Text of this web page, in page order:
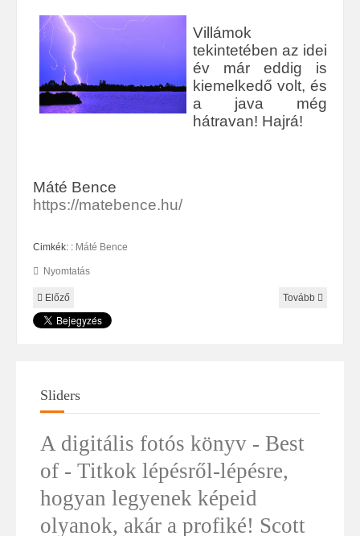
Villámok
tekintetében az idei
év már eddig is
kiemelkedő volt, és
a java még
hátravan! Hajrá!
Máté Bence
https://matebence.hu/
Cimkék: : Máté Bence
Nyomtatás
Előző Tovább
Sliders
A digitális fotós könyv - Best
of - Titkok lépésről-lépésre,
hogyan legyenek képeid
olyanok, akár a profiké! Scott